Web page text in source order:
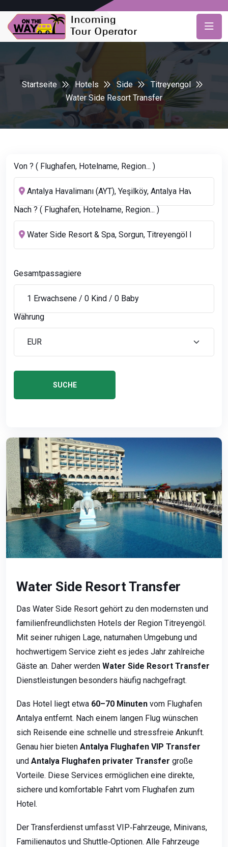
Startseite Hotels Side
Titreyengol
Water Side Resort Transfer
Von ? ( Flughafen, Hotelname, Region... )
Nach ? ( Flughafen, Hotelname, Region... )
Gesamtpassagiere
Währung
SUCHE
Water Side Resort Transfer
Das Water Side Resort gehört zu den modernsten und
familienfreundlichsten Hotels der Region Titreyengöl.
Mit seiner ruhigen Lage, naturnahen Umgebung und
hochwertigem Service zieht es jedes Jahr zahlreiche
Gäste an. Daher werden Water Side Resort Transfer
Dienstleistungen besonders häufig nachgefragt.
Das Hotel liegt etwa 60–70 Minuten vom Flughafen
Antalya entfernt. Nach einem langen Flug wünschen
sich Reisende eine schnelle und stressfreie Ankunft.
Genau hier bieten Antalya Flughafen VIP Transfer
und Antalya Flughafen privater Transfer große
Vorteile. Diese Services ermöglichen eine direkte,
sichere und komfortable Fahrt vom Flughafen zum
Hotel.
Der Transferdienst umfasst VIP‑Fahrzeuge, Minivans,
Familienautos und Shuttle‑Optionen. Alle Fahrzeuge